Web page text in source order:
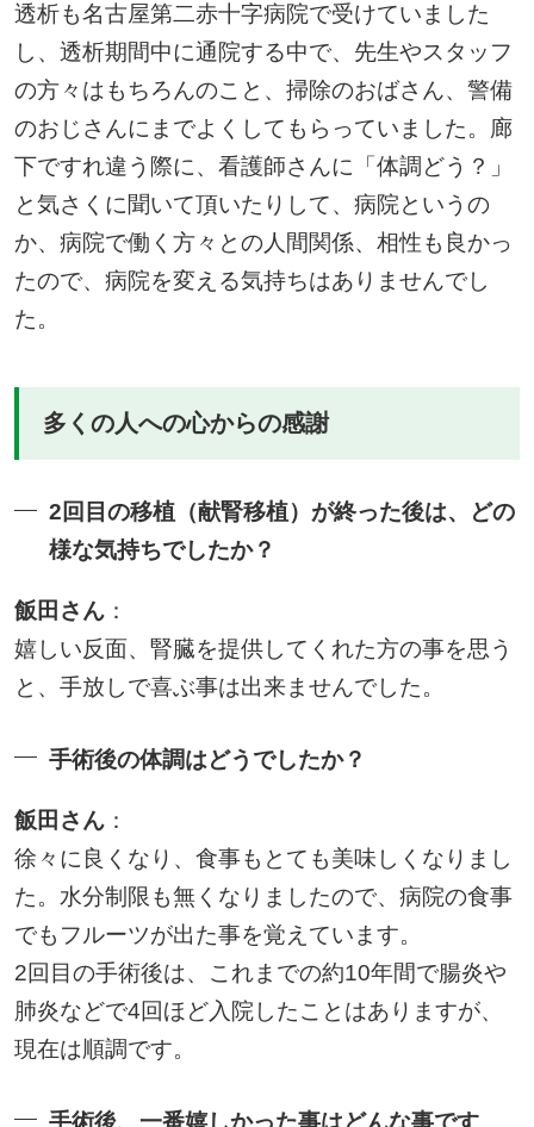
透析も名古屋第二赤十字病院で受けていました
し、透析期間中に通院する中で、先生やスタッフ
の方々はもちろんのこと、掃除のおばさん、警備
のおじさんにまでよくしてもらっていました。廊
下ですれ違う際に、看護師さんに「体調どう？」
と気さくに聞いて頂いたりして、病院というの
か、病院で働く方々との人間関係、相性も良かっ
たので、病院を変える気持ちはありませんでし
た。
多くの人への心からの感謝
2回目の移植（献腎移植）が終った後は、どの
様な気持ちでしたか？
飯田さん：
嬉しい反面、腎臓を提供してくれた方の事を思う
と、手放しで喜ぶ事は出来ませんでした。
手術後の体調はどうでしたか？
飯田さん：
徐々に良くなり、食事もとても美味しくなりまし
た。水分制限も無くなりましたので、病院の食事
でもフルーツが出た事を覚えています。
2回目の手術後は、これまでの約10年間で腸炎や
肺炎などで4回ほど入院したことはありますが、
現在は順調です。
手術後、一番嬉しかった事はどんな事です